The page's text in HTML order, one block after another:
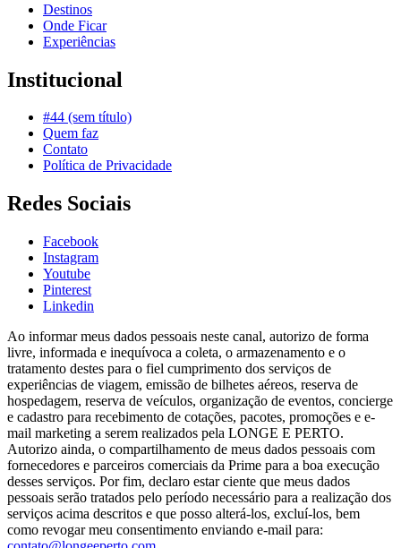
Destinos
Onde Ficar
Experiências
Institucional
#44 (sem título)
Quem faz
Contato
Política de Privacidade
Redes Sociais
Facebook
Instagram
Youtube
Pinterest
Linkedin
Ao informar meus dados pessoais neste canal, autorizo de forma
livre, informada e inequívoca a coleta, o armazenamento e o
tratamento destes para o fiel cumprimento dos serviços de
experiências de viagem, emissão de bilhetes aéreos, reserva de
hospedagem, reserva de veículos, organização de eventos, concierge
e cadastro para recebimento de cotações, pacotes, promoções e e-
mail marketing a serem realizados pela LONGE E PERTO.
Autorizo ainda, o compartilhamento de meus dados pessoais com
fornecedores e parceiros comerciais da Prime para a boa execução
desses serviços. Por fim, declaro estar ciente que meus dados
pessoais serão tratados pelo período necessário para a realização dos
serviços acima descritos e que posso alterá-los, excluí-los, bem
como revogar meu consentimento enviando e-mail para: